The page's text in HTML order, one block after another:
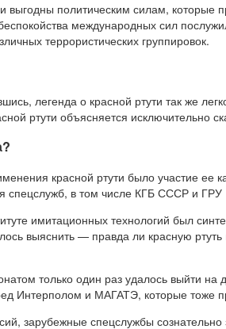
выгодны политическим силам,
международных сил
террористических группировок.
легенда о красной ртути так же
ртути объясняется исключительно
красной ртути было участие ее
спецслужб, в том числе КГБ СССР и ГРУ
имитационных технологий был
выяснить — правда ли красную
только один раз удалось выйти
Интерполом и МАГАТЭ, которые тоже
зарубежные спецслужбы